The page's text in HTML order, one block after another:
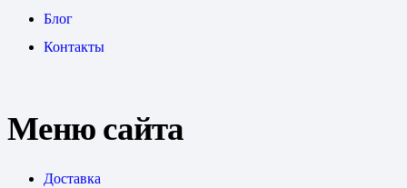
Блог
Контакты
Меню сайта
Доставка